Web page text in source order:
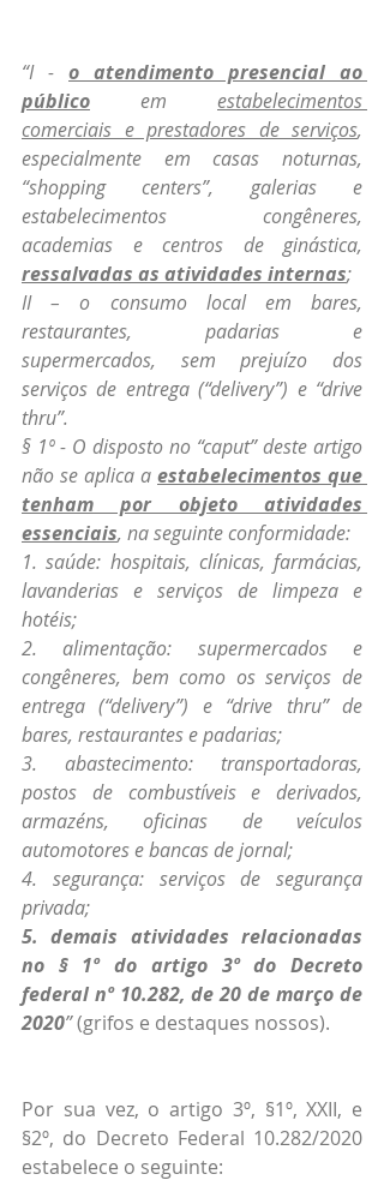
“I - o atendimento presencial ao
público em estabelecimentos
comerciais e prestadores de serviços,
especialmente em casas noturnas,
“shopping centers”, galerias e
estabelecimentos congêneres,
ressalvadas as atividades internas;
II – o consumo local em bares,
restaurantes, padarias e
supermercados, sem prejuízo dos
serviços de entrega (“delivery”) e “drive
thru”.
§ 1º - O disposto no “caput” deste artigo
não se aplica a estabelecimentos que
tenham por objeto atividades
essenciais, na seguinte conformidade:
1. saúde: hospitais, clínicas, farmácias,
lavanderias e serviços de limpeza e
hotéis;
2. alimentação: supermercados e
congêneres, bem como os serviços de
entrega (“delivery”) e “drive thru” de
bares, restaurantes e padarias;
3. abastecimento: transportadoras,
postos de combustíveis e derivados,
armazéns, oficinas de veículos
automotores e bancas de jornal;
4. segurança: serviços de segurança
privada;
5. demais atividades relacionadas
no § 1º do artigo 3º do Decreto
federal nº 10.282, de 20 de março de
2020” (grifos e destaques nossos).
Por sua vez, o artigo 3º, §1º, XXII, e
§2º, do Decreto Federal 10.282/2020
estabelece o seguinte: